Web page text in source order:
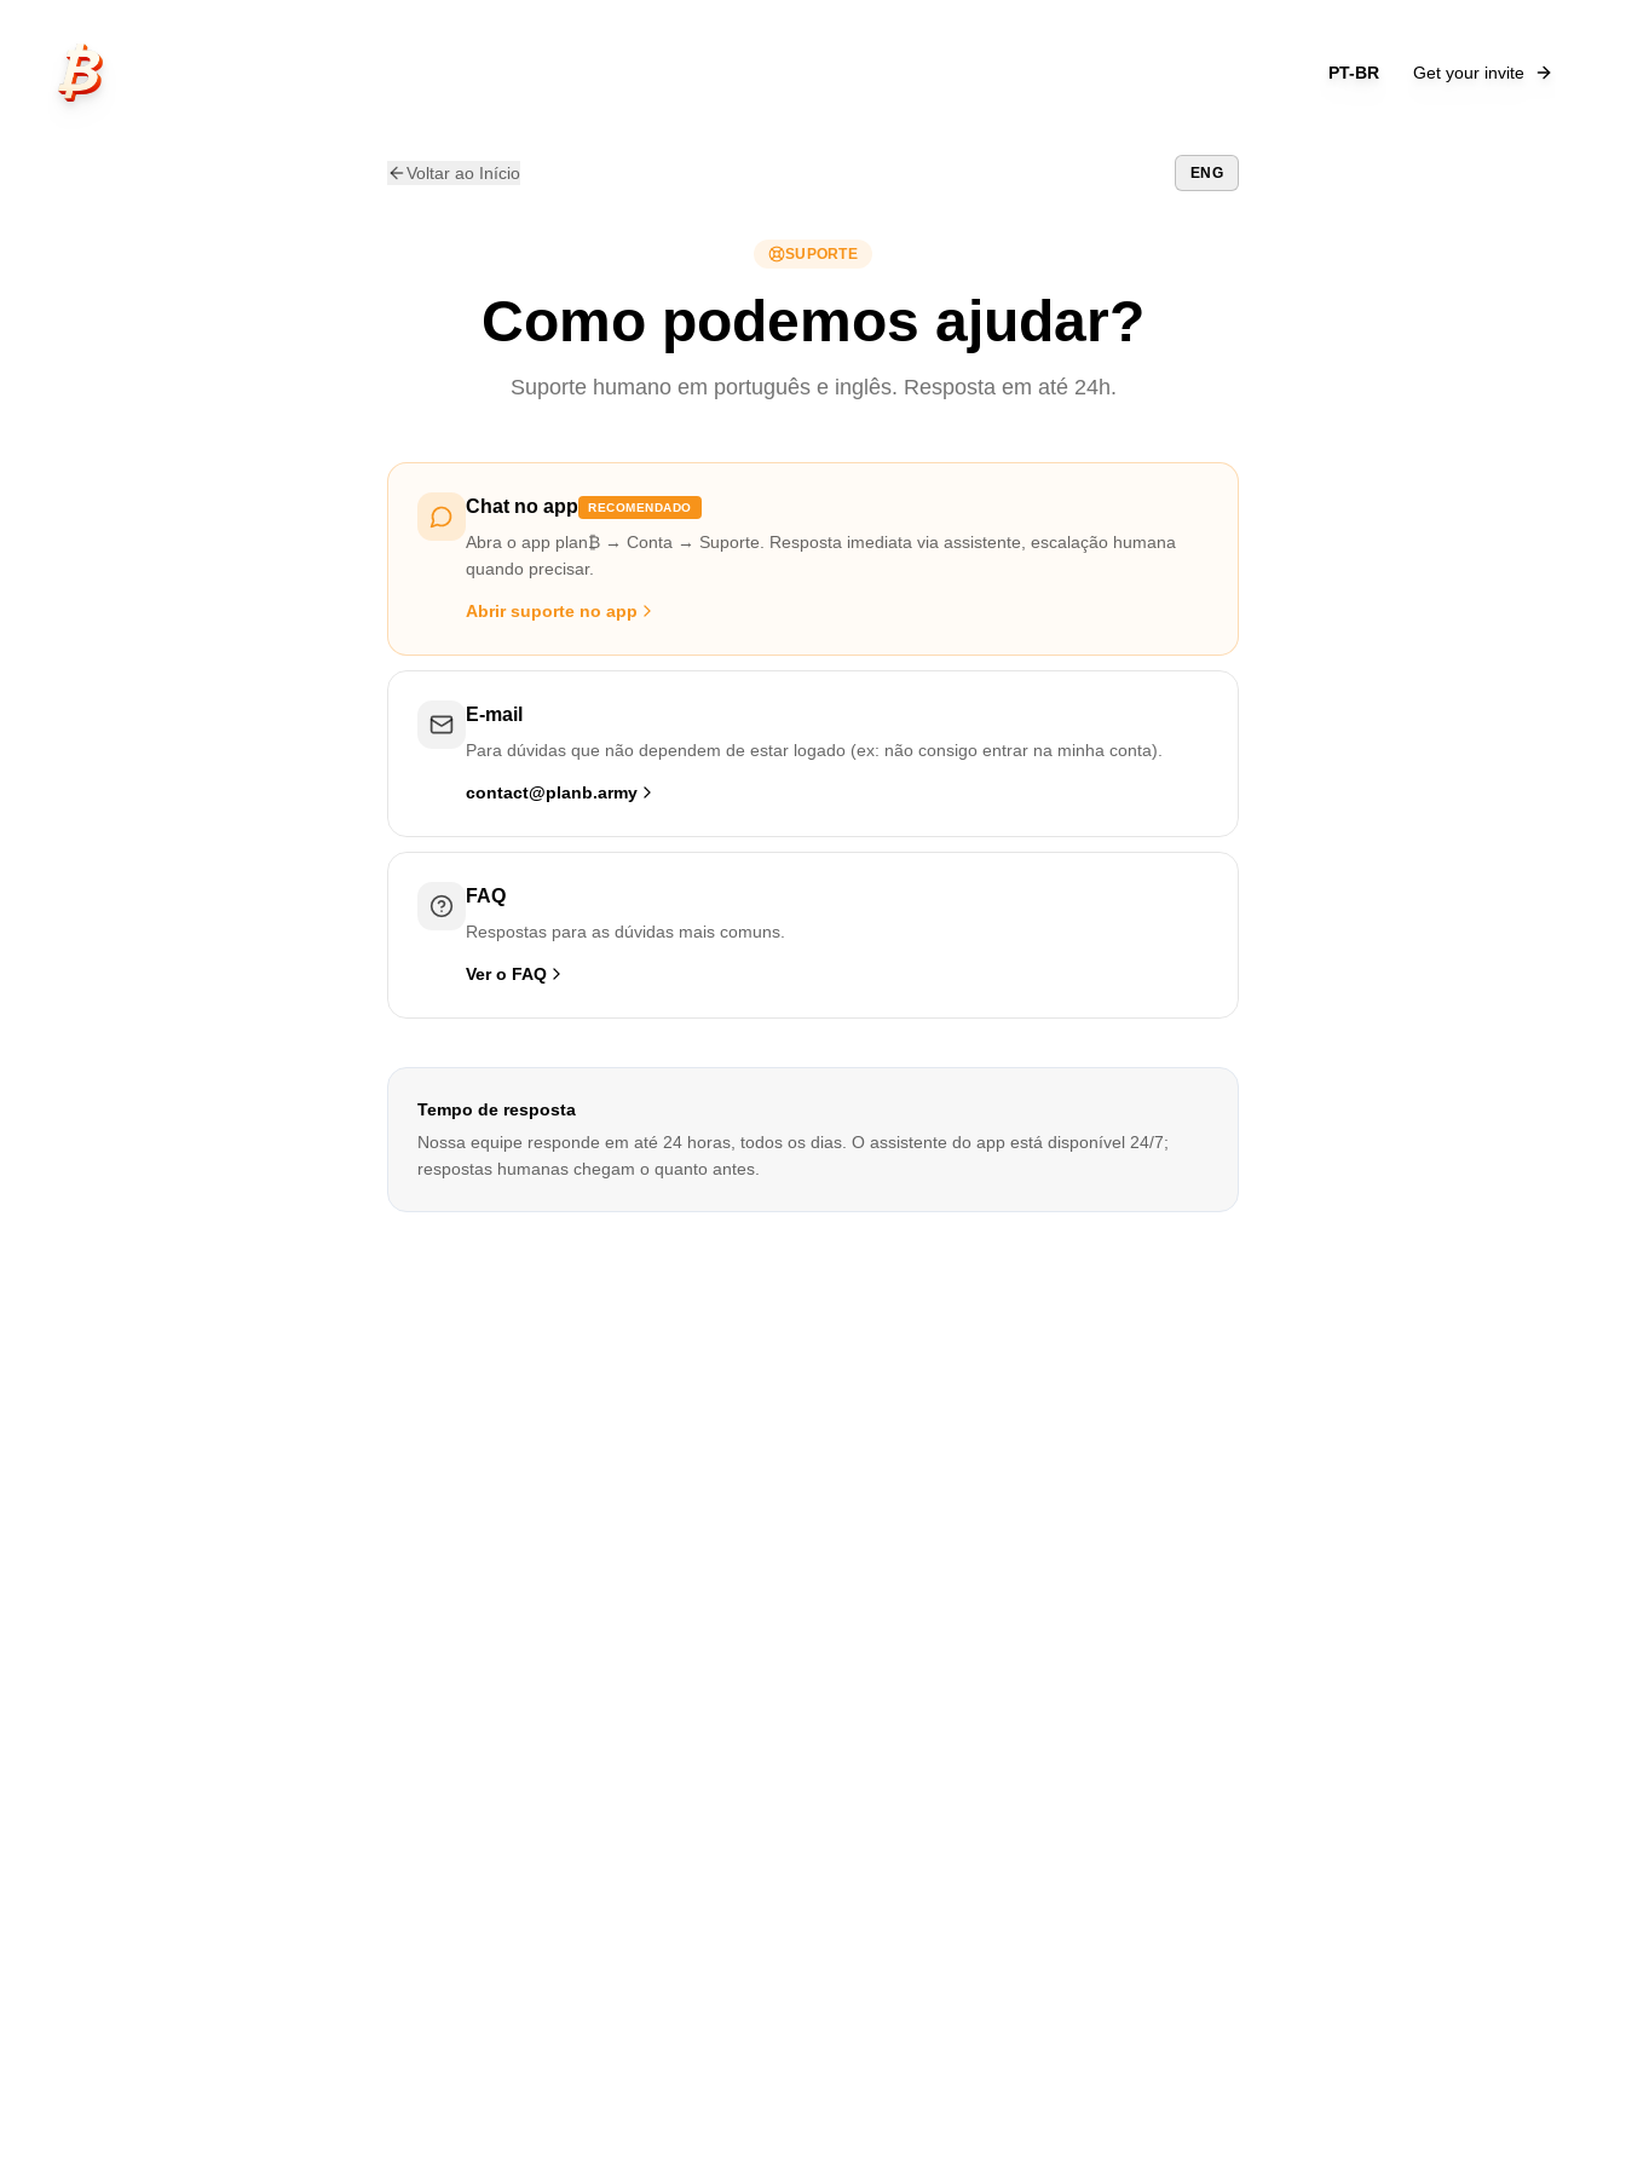
Skip to main content
plan₿
PT-BR Get your invite
Voltar ao Início ENG
SUPORTE
Como podemos ajudar?
Suporte humano em português e inglês. Resposta em até 24h.
Chat no app RECOMENDADO
Abra o app plan₿ → Conta → Suporte. Resposta imediata via assistente, escalação humana
quando precisar.
Abrir suporte no app
E-mail
Para dúvidas que não dependem de estar logado (ex: não consigo entrar na minha conta).
contact@planb.army
FAQ
Respostas para as dúvidas mais comuns.
Ver o FAQ
Tempo de resposta
Nossa equipe responde em até 24 horas, todos os dias. O assistente do app está disponível 24/7;
respostas humanas chegam o quanto antes.